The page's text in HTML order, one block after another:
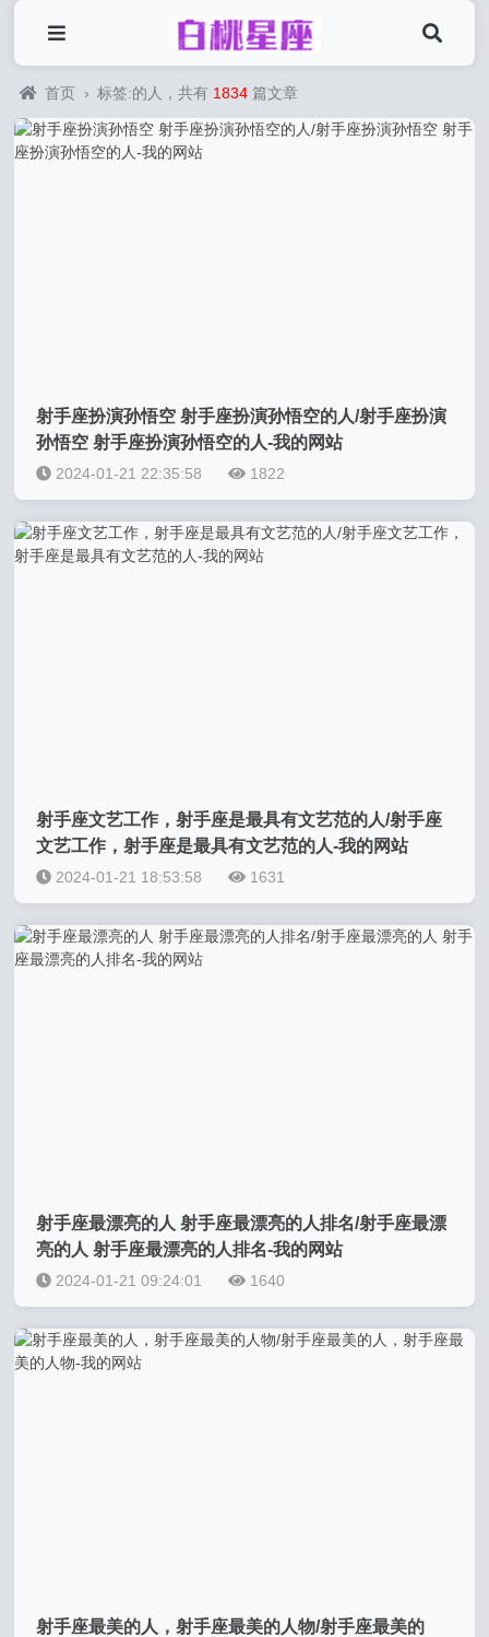
首页 › 标签:的人，共有 1834 篇文章
射手座扮演孙悟空 射手座扮演孙悟空的人/射手座扮演
孙悟空 射手座扮演孙悟空的人-我的网站
2024-01-21 22:35:58 1822
射手座文艺工作，射手座是最具有文艺范的人/射手座
文艺工作，射手座是最具有文艺范的人-我的网站
2024-01-21 18:53:58 1631
射手座最漂亮的人 射手座最漂亮的人排名/射手座最漂
亮的人 射手座最漂亮的人排名-我的网站
2024-01-21 09:24:01 1640
射手座最美的人，射手座最美的人物/射手座最美的